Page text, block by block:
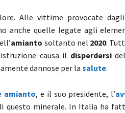
Alle vittime provocate
anche quelle legate agli
amianto soltanto nel 2020.
causa il disperdersi
dannose per la salute.
amianto, e il suo presidente, l’
questo minerale. In Italia ha